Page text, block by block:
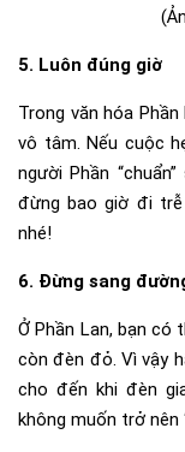
5. Luôn đúng giờ
Trong văn hóa
vô tâm. Nếu cuộc
người Phần
đừng bao giờ đi
nhé!
6. Đừng sang
Ở Phần Lan, bạn có
còn đèn đỏ. Vì vậy
cho đến khi đèn
không muốn trở nên